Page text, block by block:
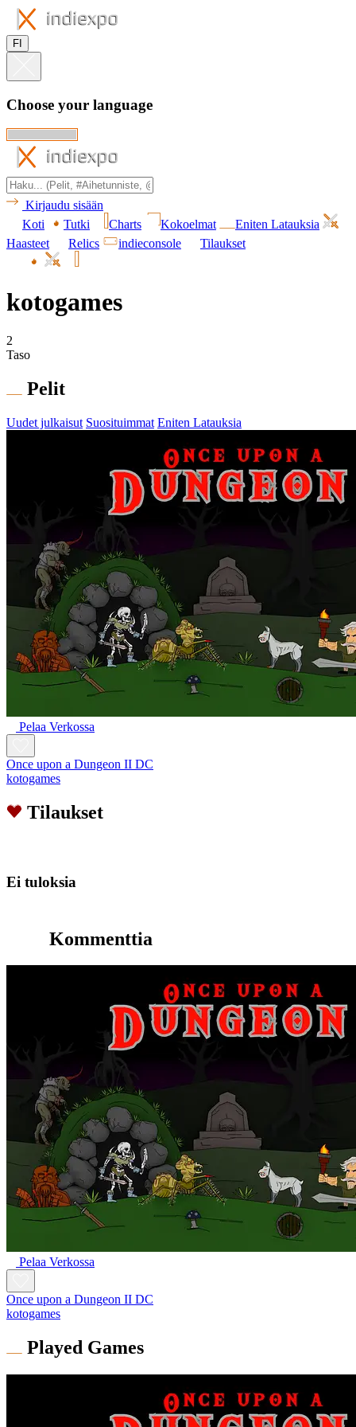
FI
Choose your language
Kirjaudu sisään
Koti
Tutki Charts Kokoelmat
Eniten Latauksia
Haasteet
Relics indieconsole Tilaukset
kotogames
2
Taso
Pelit
Uudet julkaisut Suosituimmat Eniten Latauksia
Pelaa Verkossa
Once upon a Dungeon II DC
kotogames
Tilaukset
Ei tuloksia
Kommenttia
Pelaa Verkossa
Once upon a Dungeon II DC
kotogames
Played Games